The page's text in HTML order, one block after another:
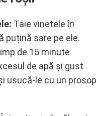
Taie vinetele în
puțină sare pe ele.
de 15 minute
de apă și gust
usucă-le cu un prosop